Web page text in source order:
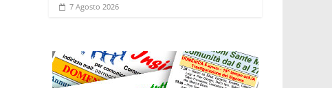
7 Agosto 2026